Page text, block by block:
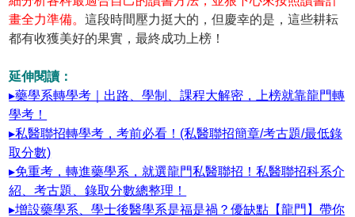
畫全力準備。這段時間壓力挺大的，但慶幸的是，這些耕耘
都有收獲美好的果實，最終成功上榜！
延伸閱讀：
▸藥學系轉學考｜出路、學制、課程大解密，上榜就靠龍門轉
學考！
▸私醫聯招轉學考，考前必看！(私醫聯招簡章/考古題/最低錄
取分數)
▸免重考，轉進藥學系，就選龍門私醫聯招！私醫聯招科系介
紹、考古題、錄取分數總整理！
▸增設藥學系、學士後醫學系是福是禍？優缺點【龍門】帶你